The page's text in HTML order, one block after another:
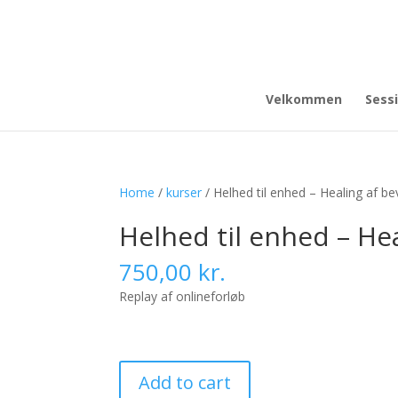
Velkommen
Home /kurser / Helhed til enhed – Healing af
Helhed til enhed –
750,00 kr.
Replay af onlineforløb
Add to cart